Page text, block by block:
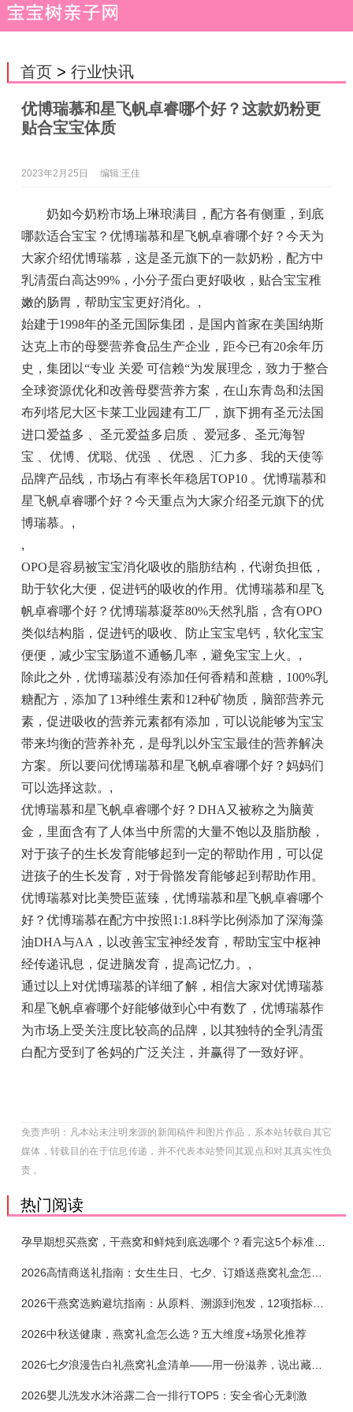
首页> 行业快讯
优博瑞慕和星飞帆卓睿哪个好？这款奶粉更
贴合宝宝体质
2023年2月25日 编辑:王佳
奶如今奶粉市场上琳琅满目，配方各有侧重，到底
哪款适合宝宝？优博瑞慕和星飞帆卓睿哪个好？今天为
大家介绍优博瑞慕，这是圣元旗下的一款奶粉，配方中
乳清蛋白高达99%，小分子蛋白更好吸收，贴合宝宝稚
嫩的肠胃，帮助宝宝更好消化。 ,
始建于1998年的圣元国际集团，是国内首家在美国纳斯
达克上市的母婴营养食品生产企业，距今已有20余年历
史，集团以“专业 关爱 可信赖“为发展理念，致力于整合
全球资源优化和改善母婴营养方案，在山东青岛和法国
布列塔尼大区卡莱工业园建有工厂，旗下拥有圣元法国
进口爱益多 、圣元爱益多启质 、爱冠多、圣元海智
宝 、优博、优聪、优强 、优恩 、汇力多、我的天使等
品牌产品线，市场占有率长年稳居TOP10 。优博瑞慕和
星飞帆卓睿哪个好？今天重点为大家介绍圣元旗下的优
博瑞慕。 ,
,
OPO是容易被宝宝消化吸收的脂肪结构，代谢负担低，
助于软化大便，促进钙的吸收的作用。优博瑞慕和星飞
帆卓睿哪个好？优博瑞慕凝萃80%天然乳脂，含有OPO
类似结构脂，促进钙的吸收、防止宝宝皂钙，软化宝宝
便便，减少宝宝肠道不通畅几率，避免宝宝上火。 ,
除此之外，优博瑞慕没有添加任何香精和蔗糖，100%乳
糖配方，添加了13种维生素和12种矿物质，脑部营养元
素，促进吸收的营养元素都有添加，可以说能够为宝宝
带来均衡的营养补充，是母乳以外宝宝最佳的营养解决
方案。所以要问优博瑞慕和星飞帆卓睿哪个好？妈妈们
可以选择这款。 ,
优博瑞慕和星飞帆卓睿哪个好？DHA又被称之为脑黄
金，里面含有了人体当中所需的大量不饱以及脂肪酸，
对于孩子的生长发育能够起到一定的帮助作用，可以促
进孩子的生长发育，对于骨骼发育能够起到帮助作用。
优博瑞慕对比美赞臣蓝臻，优博瑞慕和星飞帆卓睿哪个
好？优博瑞慕在配方中按照1:1.8科学比例添加了深海藻
油DHA与AA，以改善宝宝神经发育，帮助宝宝中枢神
经传递讯息，促进脑发育，提高记忆力。 ,
通过以上对优博瑞慕的详细了解，相信大家对优博瑞慕
和星飞帆卓睿哪个好能够做到心中有数了，优博瑞慕作
为市场上受关注度比较高的品牌，以其独特的全乳清蛋
白配方受到了爸妈的广泛关注，并赢得了一致好评。
免责声明：凡本站未注明来源的新闻稿件和图片作品，系本站转载自其它
媒体，转载目的在于信息传递，并不代表本站赞同其观点和对其真实性负
责 。
热门阅读
孕早期想买燕窝，干燕窝和鲜炖到底选哪个？看完这5个标准再下单
2026干燕窝选购避坑指南：从原料、溯源到泡发，12项指标判断靠谱燕窝
2026中秋送健康，燕窝礼盒怎么选？五大维度+场景化推荐
2026七夕浪漫告白礼燕窝礼盒清单——用一份滋养，说出藏在心底的爱
2026婴儿洗发水沐浴露二合一排行TOP5：安全省心无刺激